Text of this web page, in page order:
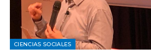
CIENCIAS SOCIALES